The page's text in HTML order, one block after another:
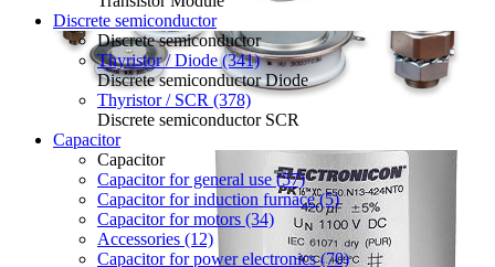
Discrete semiconductor
Discrete semiconductor
Thyristor / Diode (341)
Discrete semiconductor Diode
Thyristor / SCR (378)
Discrete semiconductor SCR
Capacitor
Capacitor
Capacitor for general use (57)
Capacitor for induction furnace (5)
Capacitor for motors (34)
Accessories (12)
Capacitor for power electronics (70)